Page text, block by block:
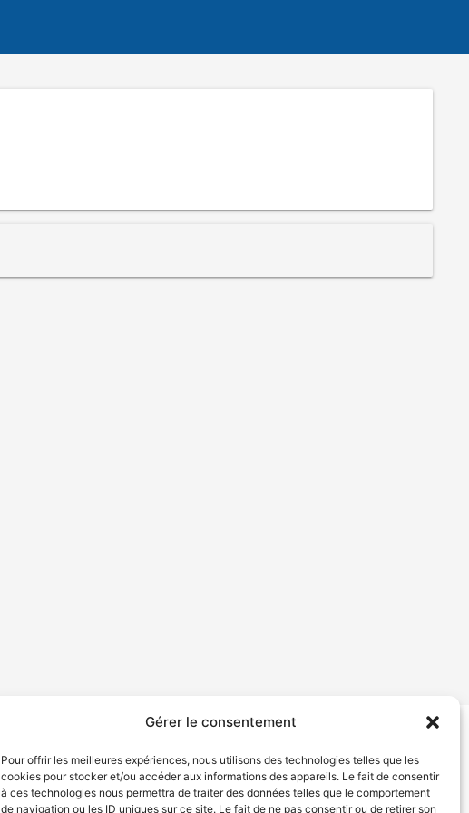
Gérer le consentement
Pour offrir les meilleures expériences, nous utilisons des technologies telles que les
cookies pour stocker et/ou accéder aux informations des appareils. Le fait de consentir
à ces technologies nous permettra de traiter des données telles que le comportement
de navigation ou les ID uniques sur ce site. Le fait de ne pas consentir ou de retirer son
Déclaration de services Politique de confidentialité